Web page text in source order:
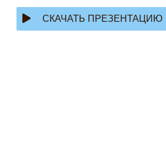
СКАЧАТЬ ПРЕЗЕНТАЦИЮ